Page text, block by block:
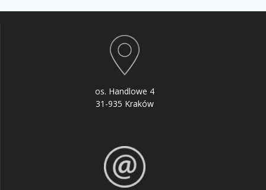
os. Handlowe 4
31-935 Kraków